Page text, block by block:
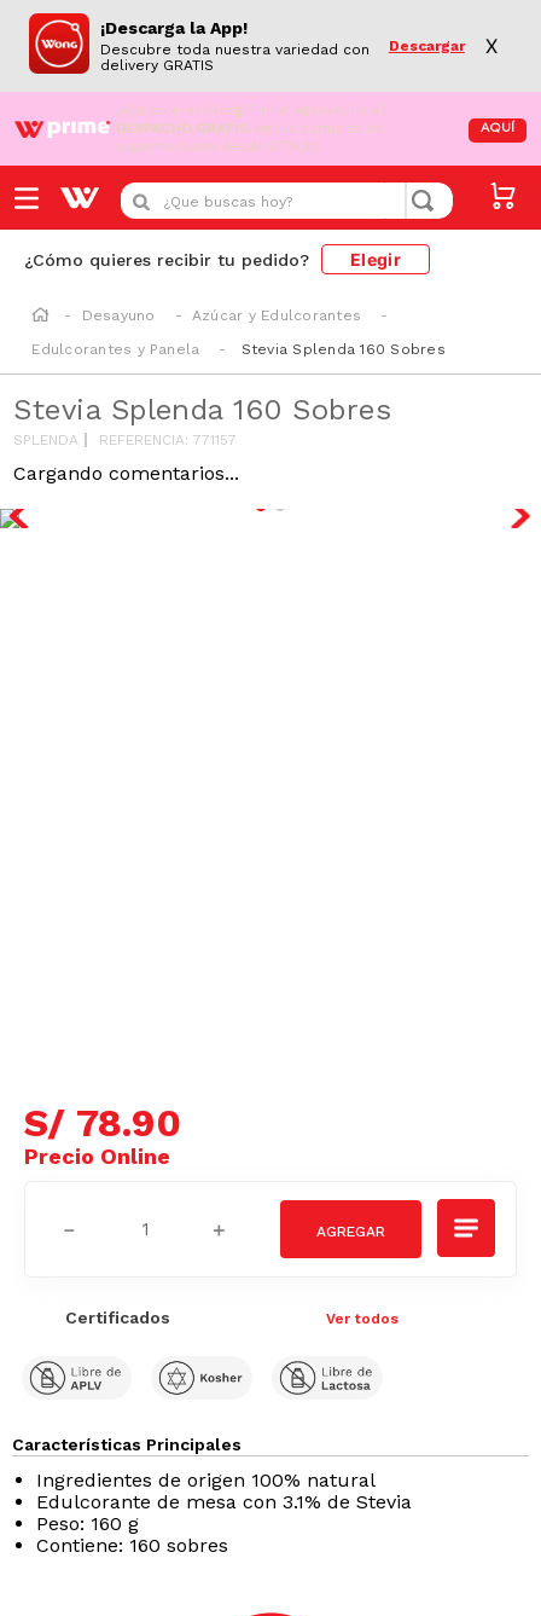
¡Descarga la App!
Descubre toda nuestra variedad con
delivery GRATIS
Descargar X
¡Aún no eres Wong Prime! Aprovecha el
DESPACHO GRATIS en tus compras de
supermercado desde S/79.90
AQUÍ
¿Que buscas hoy?
¿Cómo quieres recibir tu pedido? Elegir
Desayuno
Azúcar y Edulcorantes
Edulcorantes y Panela
Stevia Splenda 160 Sobres
Stevia Splenda 160 Sobres
SPLENDA REFERENCIA:771157
Cargando comentarios...
S/ 78.90
＋
－
Certificados Ver todos
Características Principales
Ingredientes de origen 100% natural
Edulcorante de mesa con 3.1% de Stevia
Peso: 160 g
Contiene: 160 sobres